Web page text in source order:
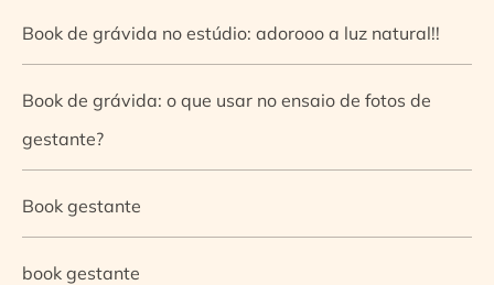
Book de grávida no estúdio: adorooo a luz natural!!
Book de grávida: o que usar no ensaio de fotos de
gestante?
Book gestante
book gestante